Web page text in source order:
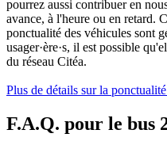
pourrez aussi contribuer en
avance, à l'heure ou en retard.
ponctualité des véhicules sont
usager·ère·s, il est possible
du réseau Citéa.
Plus de détails sur la
F.A.Q. pour le bus